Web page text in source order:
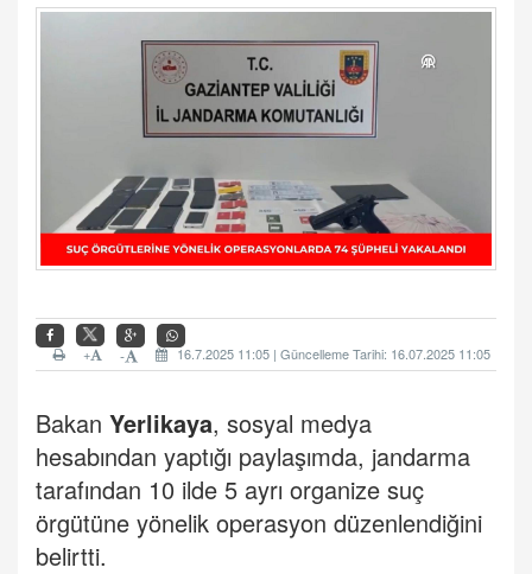
16.7.2025 11:05 | Güncelleme Tarihi: 16.07.2025 11:05
-
+
Bakan Yerlikaya, sosyal medya
hesabından yaptığı paylaşımda, jandarma
tarafından 10 ilde 5 ayrı organize suç
örgütüne yönelik operasyon düzenlendiğini
belirtti.